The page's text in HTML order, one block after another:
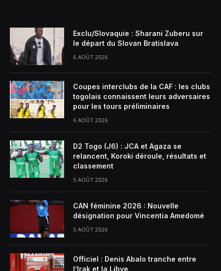
Exclu/Slovaquie : Sharani Zuberu sur
le départ du Slovan Bratislava
6 AOÛT 2026
Coupes interclubs de la CAF : les clubs
togolais connaissent leurs adversaires
pour les tours préliminaires
6 AOÛT 2026
D2 Togo (J6) : JCA et Agaza se
relancent, Koroki déroule, résultats et
classement
5 AOÛT 2026
CAN féminine 2026 : Nouvelle
désignation pour Vincentia Amedomé
5 AOÛT 2026
Officiel : Denis Abalo tranche entre
l’Irak et la Libye